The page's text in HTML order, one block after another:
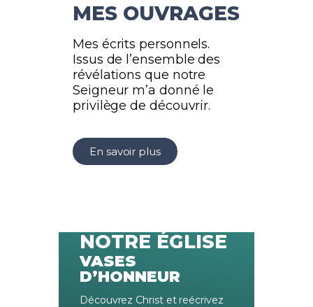
MES OUVRAGES
Mes écrits personnels.
Issus de l’ensemble des
révélations que notre
Seigneur m’a donné le
privilège de découvrir.
En savoir plus
NOTRE ÉGLISE
VASES
D’HONNEUR
Découvrez Christ et reécrivez